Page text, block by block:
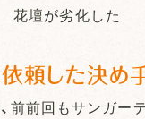
花壇が劣化した
頼した決め
前前回もサンガー